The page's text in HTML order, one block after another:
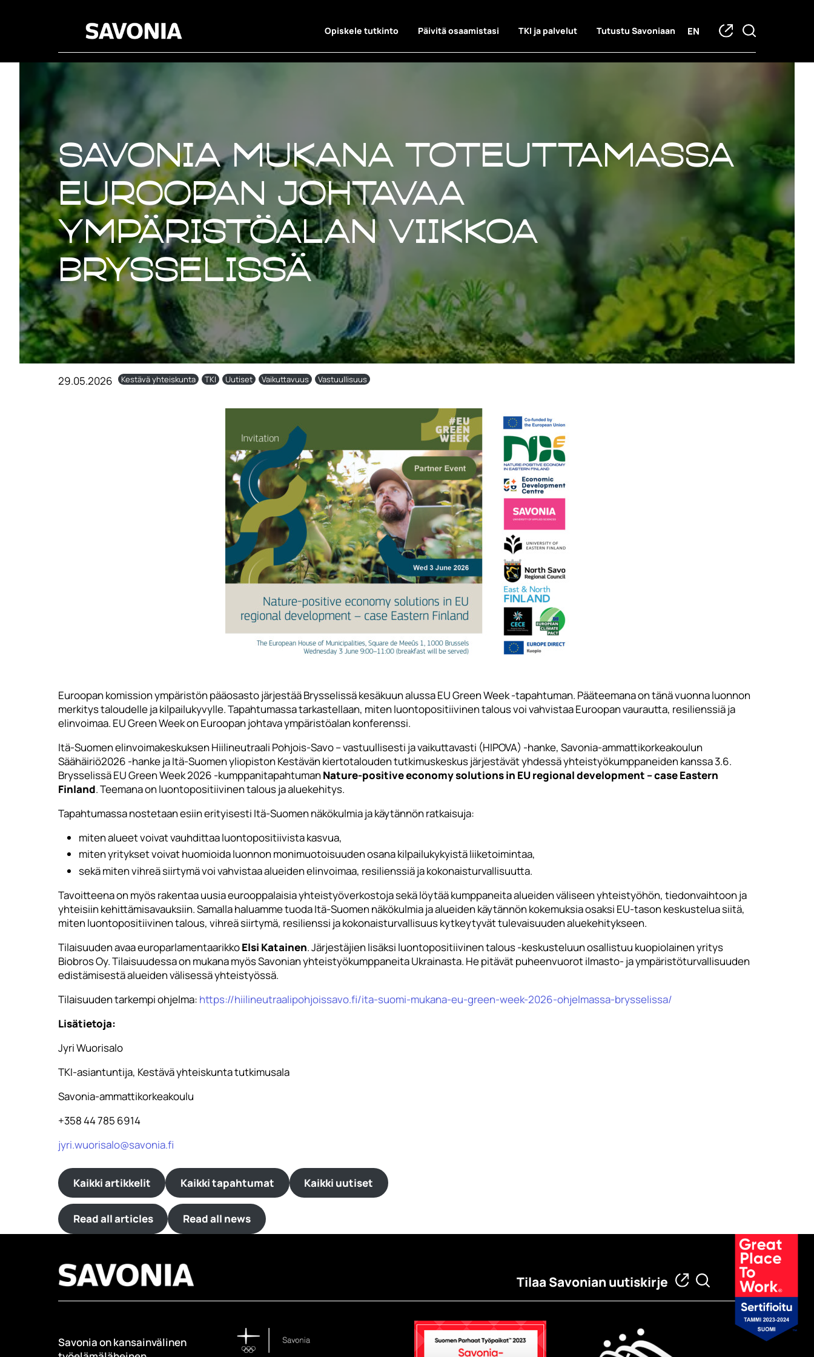
Opiskele tutkinto Päivitä osaamistasi TKI ja palvelut Tutustu Savoniaan EN
Savonia mukana toteuttamassa
Euroopan johtavaa
ympäristöalan viikkoa
Brysselissä
29.05.2026 Kestävä yhteiskunta TKI Uutiset Vaikuttavuus Vastuullisuus
Euroopan komission ympäristön pääosasto järjestää Brysselissä kesäkuun alussa EU Green Week -tapahtuman. Pääteemana on tänä vuonna luonnon
merkitys taloudelle ja kilpailukyvylle. Tapahtumassa tarkastellaan, miten luontopositiivinen talous voi vahvistaa Euroopan vaurautta, resilienssiä ja
elinvoimaa. EU Green Week on Euroopan johtava ympäristöalan konferenssi.
Itä-Suomen elinvoimakeskuksen Hiilineutraali Pohjois-Savo – vastuullisesti ja vaikuttavasti (HIPOVA) -hanke, Savonia-ammattikorkeakoulun
Säähäiriö2026 -hanke ja Itä-Suomen yliopiston Kestävän kiertotalouden tutkimuskeskus järjestävät yhdessä yhteistyökumppaneiden kanssa 3.6.
Brysselissä EU Green Week 2026 -kumppanitapahtuman Nature-positive economy solutions in EU regional development – case Eastern
Finland. Teemana on luontopositiivinen talous ja aluekehitys.
Tapahtumassa nostetaan esiin erityisesti Itä-Suomen näkökulmia ja käytännön ratkaisuja:
miten alueet voivat vauhdittaa luontopositiivista kasvua,
miten yritykset voivat huomioida luonnon monimuotoisuuden osana kilpailukykyistä liiketoimintaa,
sekä miten vihreä siirtymä voi vahvistaa alueiden elinvoimaa, resilienssiä ja kokonaisturvallisuutta.
Tavoitteena on myös rakentaa uusia eurooppalaisia yhteistyöverkostoja sekä löytää kumppaneita alueiden väliseen yhteistyöhön, tiedonvaihtoon ja
yhteisiin kehittämisavauksiin. Samalla haluamme tuoda Itä-Suomen näkökulmia ja alueiden käytännön kokemuksia osaksi EU-tason keskustelua siitä,
miten luontopositiivinen talous, vihreä siirtymä, resilienssi ja kokonaisturvallisuus kytkeytyvät tulevaisuuden aluekehitykseen.
Tilaisuuden avaa europarlamentaarikkoElsi Katainen. Järjestäjien lisäksi luontopositiivinen talous -keskusteluun osallistuu kuopiolainen yritys
Biobros Oy. Tilaisuudessa on mukana myös Savonian yhteistyökumppaneita Ukrainasta. He pitävät puheenvuorot ilmasto- ja ympäristöturvallisuuden
edistämisestä alueiden välisessä yhteistyössä.
Tilaisuuden tarkempi ohjelma: https://hiilineutraalipohjoissavo.fi/ita-suomi-mukana-eu-green-week-2026-ohjelmassa-brysselissa/
Lisätietoja:
Jyri Wuorisalo
TKI-asiantuntija, Kestävä yhteiskunta tutkimusala
Savonia-ammattikorkeakoulu
+358 44 785 6914
jyri.wuorisalo@savonia.fi
Kaikki artikkelit Kaikki tapahtumat Kaikki uutiset
Read all articles Read all news
Tilaa Savonian uutiskirje
Savonia on kansainvälinen